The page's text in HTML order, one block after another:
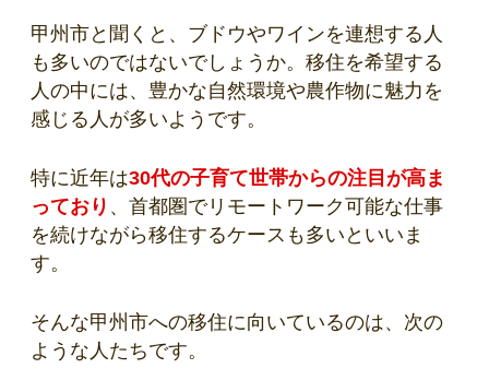
甲州市と聞くと、ブドウやワインを連想する人
も多いのではないでしょうか。移住を希望する
人の中には、豊かな自然環境や農作物に魅力を
感じる人が多いようです。
特に近年は30代の子育て世帯からの注目が高ま
っており 、首都圏でリモートワーク可能な仕事
を続けながら移住するケースも多いといいま
す。
そんな甲州市への移住に向いているのは、次の
ような人たちです。